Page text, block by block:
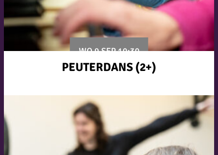
WO 9 SEP 10:30
PEUTERDANS (2+)